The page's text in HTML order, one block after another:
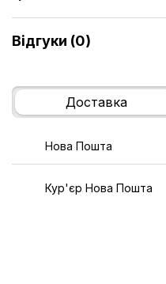
Відгуки (0)
Доставка
Нова Пошта
Кур'єр Нова Пошта